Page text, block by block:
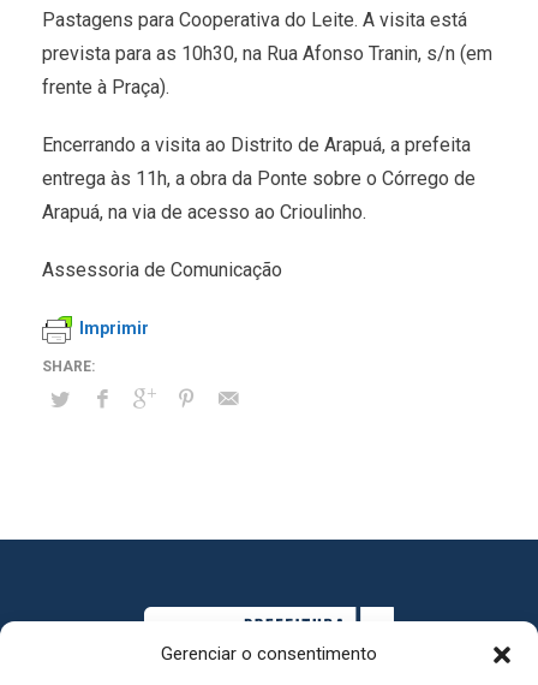
Gerenciar o consentimento
Pastagens para Cooperativa do Leite. A visita está
prevista para as 10h30, na Rua Afonso Tranin, s/n (em
frente à Praça).
Encerrando a visita ao Distrito de Arapuá, a prefeita
entrega às 11h, a obra da Ponte sobre o Córrego de
Arapuá, na via de acesso ao Crioulinho.
Assessoria de Comunicação
Imprimir